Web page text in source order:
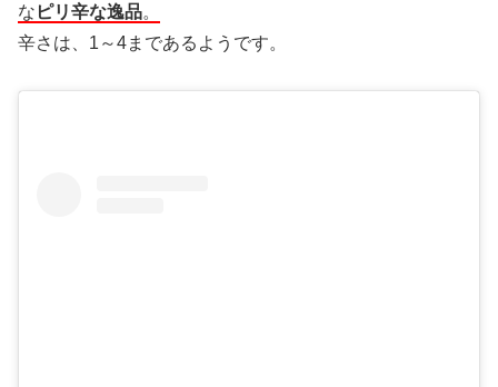
な ピリ辛な逸品。
辛さは、1～4まであるようです。